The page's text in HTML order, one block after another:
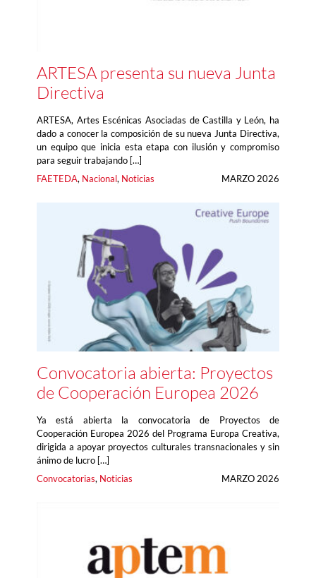
ARTESA presenta su nueva Junta
Directiva
ARTESA, Artes Escénicas Asociadas de Castilla y León, ha
dado a conocer la composición de su nueva Junta Directiva,
un equipo que inicia esta etapa con ilusión y compromiso
para seguir trabajando […]
FAETEDA, Nacional, Noticias MARZO 2026
Convocatoria abierta: Proyectos
de Cooperación Europea 2026
Ya está abierta la convocatoria de Proyectos de
Cooperación Europea 2026 del Programa Europa Creativa,
dirigida a apoyar proyectos culturales transnacionales y sin
ánimo de lucro […]
Convocatorias, Noticias MARZO 2026